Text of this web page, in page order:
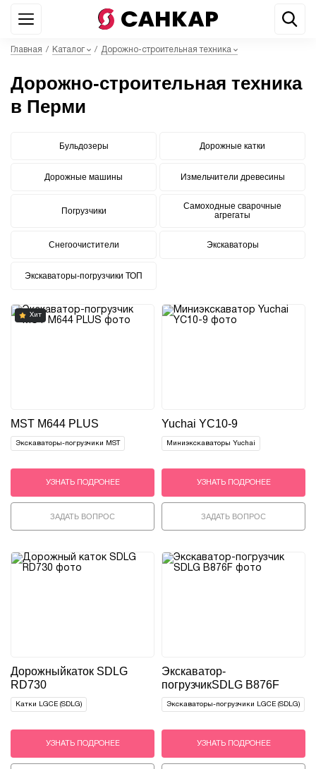
Главная / Каталог / Дорожно-строительная техника
Дорожно-строительная техника
в Перми
Бульдозеры Дорожные катки
Дорожные машины Измельчители древесины
Погрузчики
Самоходные сварочные
агрегаты
Снегоочистители Экскаваторы
Экскаваторы-погрузчики ТОП
Хит
MST M644 PLUS
Экскаваторы-погрузчики MST
УЗНАТЬ ПОДРОНЕЕ
ЗАДАТЬ ВОПРОС
Yuchai YC10-9
Миниэкскаваторы Yuchai
УЗНАТЬ ПОДРОНЕЕ
ЗАДАТЬ ВОПРОС
Дорожныйкаток SDLG
RD730
Катки LGCE (SDLG)
УЗНАТЬ ПОДРОНЕЕ
Экскаватор-
погрузчикSDLG B876F
Экскаваторы-погрузчики LGCE (SDLG)
УЗНАТЬ ПОДРОНЕЕ
WhatsApp +7 499 842 22 44